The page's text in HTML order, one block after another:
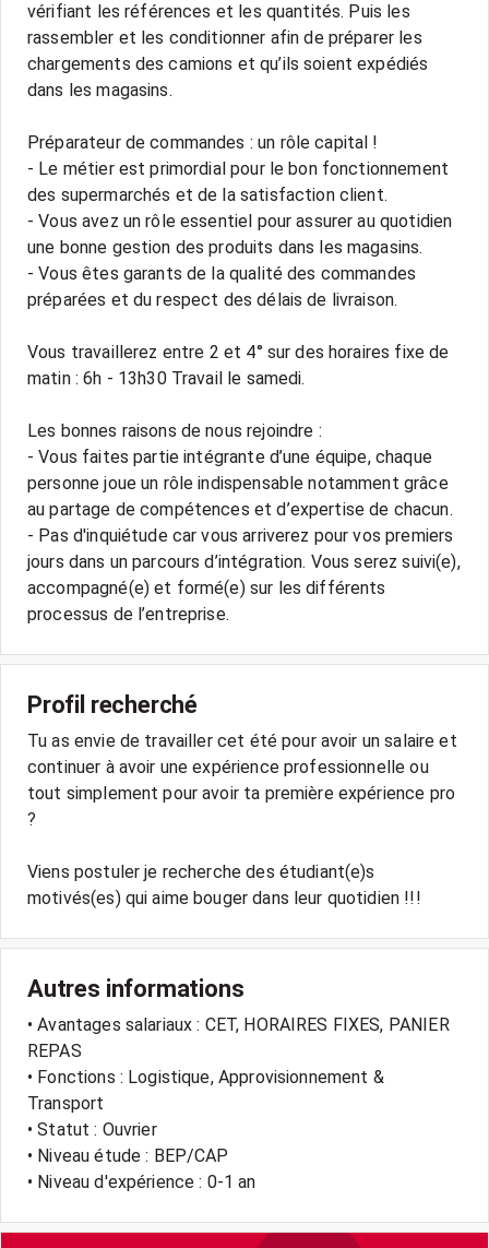
vérifiant les références et les quantités. Puis les
rassembler et les conditionner afin de préparer les
chargements des camions et qu’ils soient expédiés
dans les magasins.
Préparateur de commandes : un rôle capital !
- Le métier est primordial pour le bon fonctionnement
des supermarchés et de la satisfaction client.
- Vous avez un rôle essentiel pour assurer au quotidien
une bonne gestion des produits dans les magasins.
- Vous êtes garants de la qualité des commandes
préparées et du respect des délais de livraison.
Vous travaillerez entre 2 et 4° sur des horaires fixe de
matin : 6h - 13h30 Travail le samedi.
Les bonnes raisons de nous rejoindre :
- Vous faites partie intégrante d’une équipe, chaque
personne joue un rôle indispensable notamment grâce
au partage de compétences et d’expertise de chacun.
- Pas d'inquiétude car vous arriverez pour vos premiers
jours dans un parcours d’intégration. Vous serez suivi(e),
accompagné(e) et formé(e) sur les différents
processus de l’entreprise.
Profil recherché
Tu as envie de travailler cet été pour avoir un salaire et
continuer à avoir une expérience professionnelle ou
tout simplement pour avoir ta première expérience pro
?
Viens postuler je recherche des étudiant(e)s
motivés(es) qui aime bouger dans leur quotidien !!!
Autres informations
• Avantages salariaux : CET, HORAIRES FIXES, PANIER
REPAS
• Fonctions : Logistique, Approvisionnement &
Transport
• Statut : Ouvrier
• Niveau étude : BEP/CAP
• Niveau d'expérience : 0-1 an